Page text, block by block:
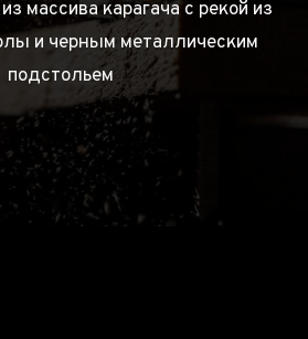
массива карагача с рекой из
и черным металлическим
подстольем